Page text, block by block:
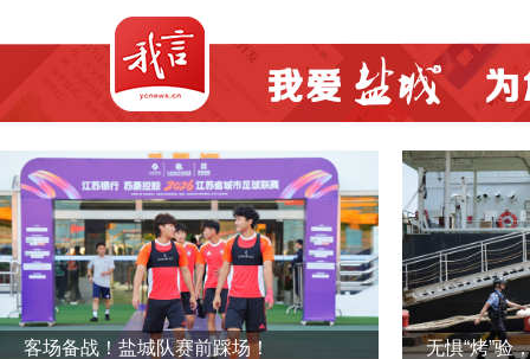
客场备战！盐城队赛前踩场！ 无惧“烤”验